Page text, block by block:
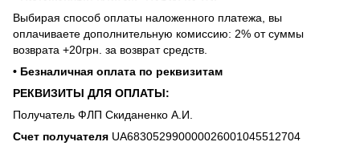
Выбирая способ оплаты наложенного платежа, вы
оплачиваете дополнительную комиссию: 2% от суммы
возврата +20грн. за возврат средств.
• Безналичная оплата по реквизитам
РЕКВИЗИТЫ ДЛЯ ОПЛАТЫ:
Получатель ФЛП Скиданенко А.И.
Счет получателя UA683052990000026001045512704